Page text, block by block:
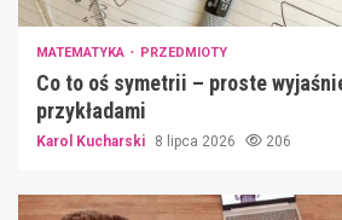
MATEMATYKA PRZEDMIOTY
Co to oś symetrii – proste
przykładami
Karol Kucharski 8 lipca 2026 206